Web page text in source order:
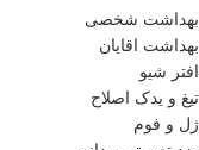
بهداشت شخصی
بهداشت اقایان
افتر شیو
تیغ و یدک اصلاح
ژل و فوم